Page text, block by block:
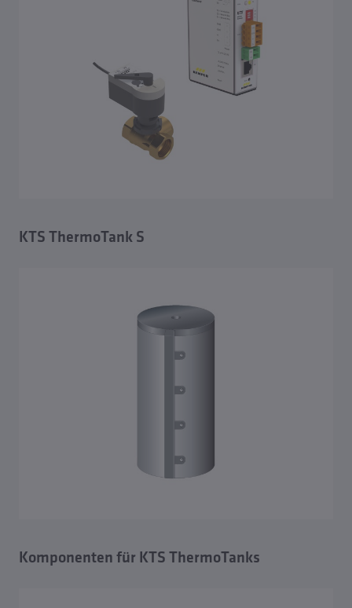
Übersicht ThermoSystem KTS
Komponenten für KTS Frischwasserstationen
Komponenten für KTS ThermoTanks
KTS ThermoTank S
Komponenten für KTS ThermoTanks